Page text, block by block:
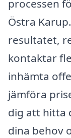
processen
Östra
resultatet,
kontaktar
inhämta
jämföra
dig att hitta
dina behov